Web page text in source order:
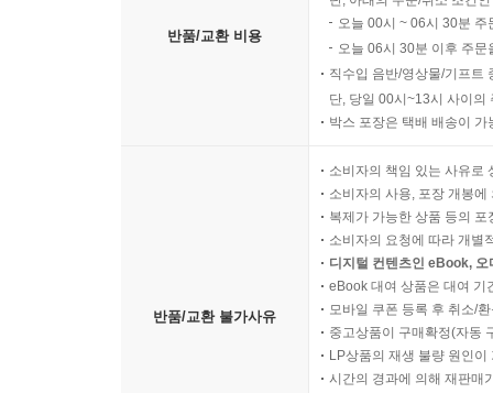
반품/교환 비용
오늘 00시 ~ 06시 30분
오늘 06시 30분 이후 주
직수입 음반/영상물/기프트
단, 당일 00시~13시 사이의
박스 포장은 택배 배송이
반품/교환 불가사유
소비자의 책임 있는 사유로
소비자의 사용, 포장 개봉
복제가 가능한 상품 등의
소비자의 요청에 따라 개별
디지털 컨텐츠인 eBook,
eBook 대여 상품은 대여 기
모바일 쿠폰 등록 후 취소/
중고상품이 구매확정(자동
LP상품의 재생 불량 원인
시간의 경과에 의해 재판매